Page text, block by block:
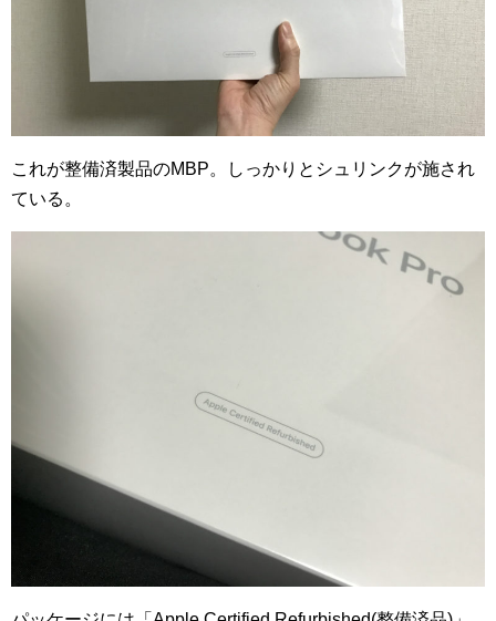
これが整備済製品のMBP。しっかりとシュリンクが施され
ている。